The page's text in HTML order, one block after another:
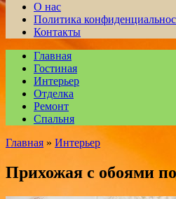
О нас
Политика
Контакты
Главная
Гостиная
Интерьер
Отделка
Ремонт
Спальня
Главная » Интерьер
Прихожая с обоями